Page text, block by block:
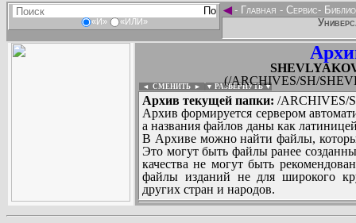
«И» «ИЛИ»
◄- Главная - Сервис-
(/ARCHIVES/SH/
◄ СМЕНИТЬ ► ▼ РАЗВЕРНУТЬ ▼
Архив текущей папки: /ARCHIVES/
Архив формируется сервером
а названия файлов даны как
В Архиве можно найти файлы,
Это могут быть файлы ранее
качества не могут быть
файлы изданий не для широкого
других стран и народов.